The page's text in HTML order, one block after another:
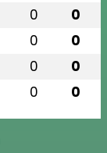
0 0
0 0
0 0
0 0